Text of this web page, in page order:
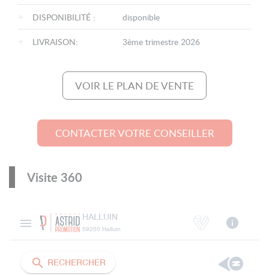
+ DISPONIBILITÉ : disponible
+ LIVRAISON: 3ème trimestre 2026
VOIR LE PLAN DE VENTE
CONTACTER VOTRE CONSEILLER
Visite 360